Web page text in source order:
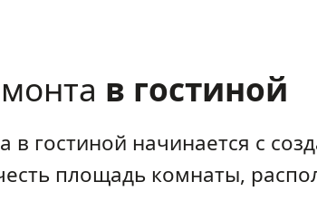
в гостиной
гостиной начинается с
площадь комнаты,